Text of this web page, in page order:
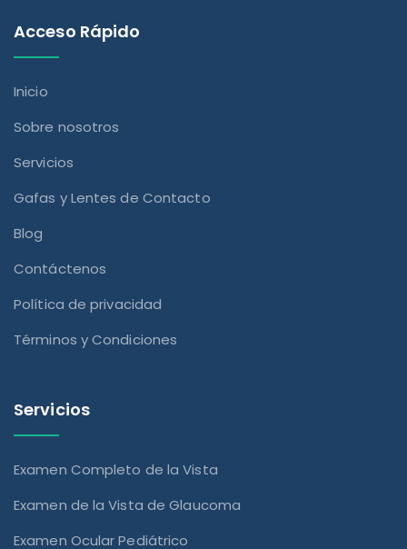
Acceso Rápido
Inicio
Sobre nosotros
Servicios
Gafas y Lentes de Contacto
Blog
Contáctenos
Política de privacidad
Términos y Condiciones
Servicios
Examen Completo de la Vista
Examen de la Vista de Glaucoma
Examen Ocular Pediátrico